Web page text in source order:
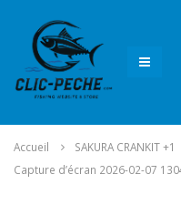
Accueil SAKURA CRANKIT +1
Capture d’écran 2026-02-07